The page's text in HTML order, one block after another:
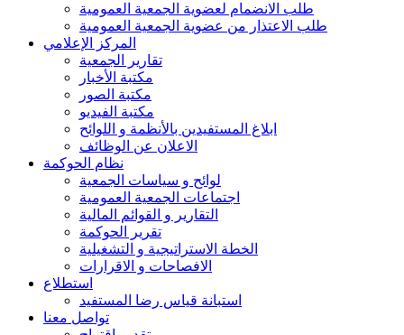
طلب الانضمام لعضوية الجمعية العمومية
طلب الاعتذار من عضوية الجمعية العمومية
المركز الإعلامي
تقارير الجمعية
مكتبة الأخبار
مكتبة الصور
مكتبة الفيديو
ابلاغ المستفيدين بالأنظمة و اللوائح
الاعلان عن الوظائف
نظام الحوكمة
لوائح و سياسات الجمعية
اجتماعات الجمعية العمومية
التقارير و القوائم المالية
تقرير الحوكمة
الخطة الاستراتيجية و التشغيلية
الافصاحات و الاقرارات
استطلاع
استبانة قياس رضا المستفيد
تواصل معنا